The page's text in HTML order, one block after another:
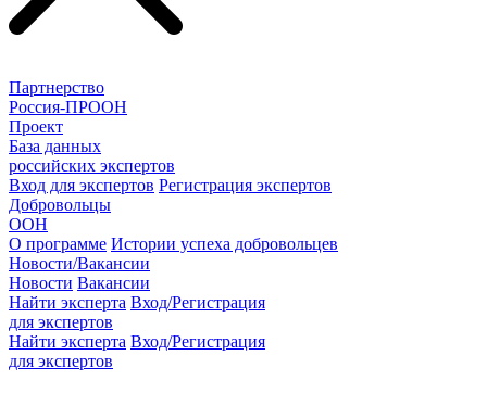
Партнерство
Россия-ПРООН
Проект
База данных
российских экспертов
Вход для экспертов Регистрация экспертов
Добровольцы
ООН
О программе Истории успеха добровольцев
Новости/Вакансии
Новости Вакансии
Найти эксперта Вход/Регистрация
для экспертов
Найти эксперта Вход/Регистрация
для экспертов